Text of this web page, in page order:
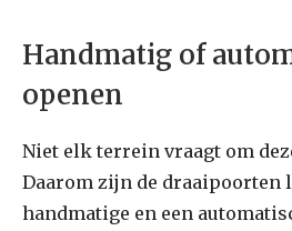
Handmatig of
openen
Niet elk terrein vraagt om
Daarom zijn de draaipoorten
handmatige en een